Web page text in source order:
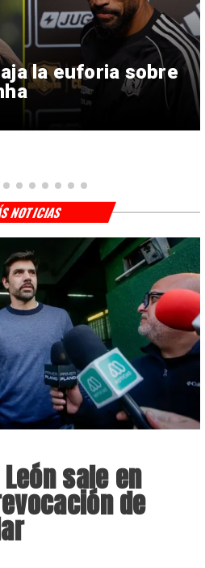
la euforia sobre
sale en
de
NOTICIAS